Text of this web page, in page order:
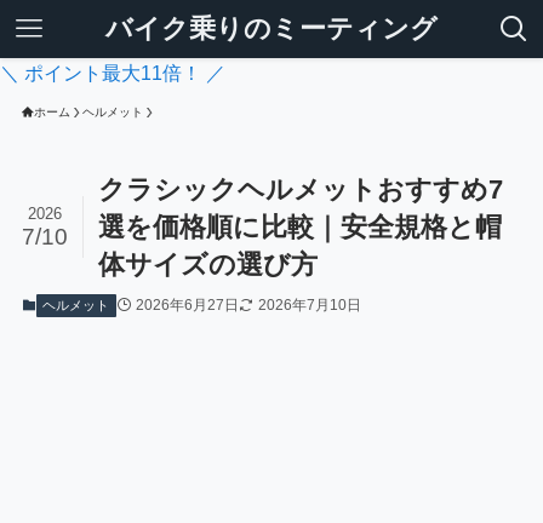
バイク乗りのミーティング
＼ ポイント最大11倍！ ／
ホーム ヘルメット
クラシックヘルメットおすすめ7
選を価格順に比較｜安全規格と帽
体サイズの選び方
2026
7/10
ヘルメット 2026年6月27日 2026年7月10日